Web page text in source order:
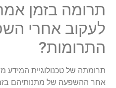
תרומה בזמן
לעקוב אחרי
התרומות?
תרומתה של טכנולוגיית המידע
אחר ההשפעה של מתנותיהם